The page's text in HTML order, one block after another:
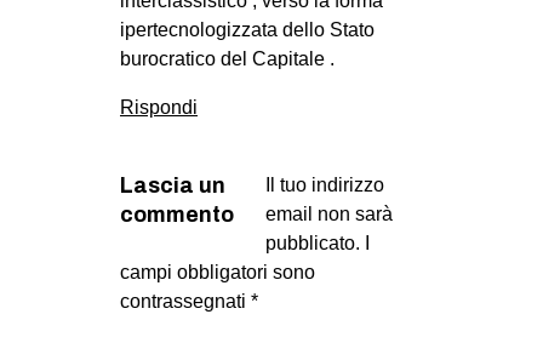
ipertecnologizzata dello Stato
burocratico del Capitale .
Rispondi
Lascia un
commento
Il tuo indirizzo
email non sarà
pubblicato.
campi obbligatori sono
contrassegnati *